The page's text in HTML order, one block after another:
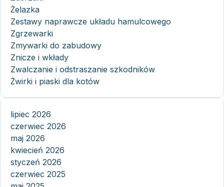
Żelazka
Zestawy naprawcze układu hamulcowego
Zgrzewarki
Zmywarki do zabudowy
Znicze i wkłady
Zwalczanie i odstraszanie szkodników
Żwirki i piaski dla kotów
lipiec 2026
czerwiec 2026
maj 2026
kwiecień 2026
styczeń 2026
czerwiec 2025